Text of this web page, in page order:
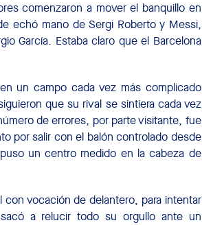
comenzaron a mover el banquillo en
echó mano de Sergi Roberto y Messi,
García. Estaba claro que el Barcelona
un campo cada vez más complicado
que su rival se sintiera cada vez
de errores, por parte visitante, fue
por salir con el balón controlado desde
un centro medido en la cabeza de
con vocación de delantero, para intentar
a relucir todo su orgullo ante un